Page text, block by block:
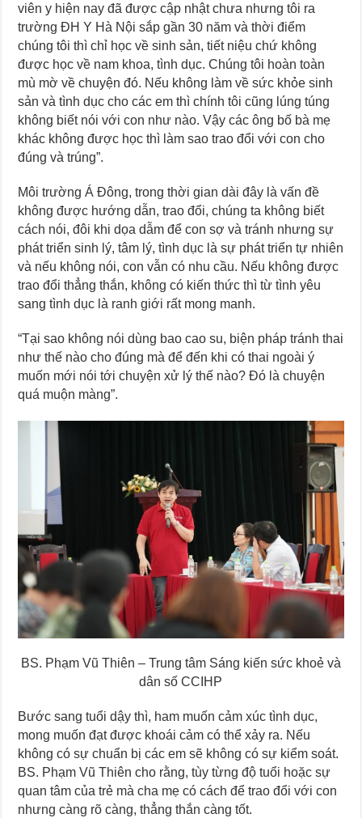
viên y hiện nay đã được cập nhật chưa nhưng tôi ra
trường ĐH Y Hà Nội sắp gần 30 năm và thời điểm
chúng tôi thì chỉ học về sinh sản, tiết niệu chứ không
được học về nam khoa, tình dục. Chúng tôi hoàn toàn
mù mờ về chuyện đó. Nếu không làm về sức khỏe sinh
sản và tình dục cho các em thì chính tôi cũng lúng túng
không biết nói với con như nào. Vậy các ông bố bà mẹ
khác không được học thì làm sao trao đổi với con cho
đúng và trúng”.
Môi trường Á Đông, trong thời gian dài đây là vấn đề
không được hướng dẫn, trao đổi, chúng ta không biết
cách nói, đôi khi dọa dẫm để con sợ và tránh nhưng sự
phát triển sinh lý, tâm lý, tình dục là sự phát triển tự nhiên
và nếu không nói, con vẫn có nhu cầu. Nếu không được
trao đổi thẳng thắn, không có kiến thức thì từ tình yêu
sang tình dục là ranh giới rất mong manh.
“Tại sao không nói dùng bao cao su, biện pháp tránh thai
như thế nào cho đúng mà để đến khi có thai ngoài ý
muốn mới nói tới chuyện xử lý thế nào? Đó là chuyện
quá muộn màng”.
BS. Phạm Vũ Thiên – Trung tâm Sáng kiến sức khoẻ và
dân số CCIHP
Bước sang tuổi dậy thì, ham muốn cảm xúc tình dục,
mong muốn đạt được khoái cảm có thể xảy ra. Nếu
không có sự chuẩn bị các em sẽ không có sự kiểm soát.
BS. Phạm Vũ Thiên cho rằng, tùy từng độ tuổi hoặc sự
quan tâm của trẻ mà cha mẹ có cách để trao đổi với con
nhưng càng rõ càng, thẳng thắn càng tốt.